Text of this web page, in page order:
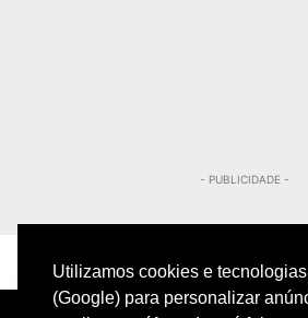
Utilizamos cookies e
(Google) para personalizar
- PUBLICIDADE -